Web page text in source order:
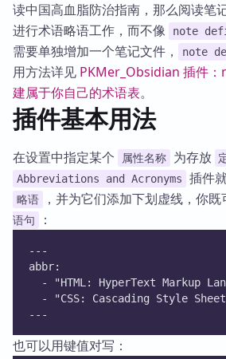
读中国高血脂防治指南，那么阅读笔
进行术语略语工作，而不像
note
需要单独增加一个笔记文件，
note
用方法详见 PKMer_Obsidian 插件
建属于你自己的术语表。
插件基本用法
在设置中指定某个 属性名称 为存放
Abbreviations and Acronyms 插件
略语 ，并为它们添加下划虚线，你
语句
：
---
abbr:
- "HTML: HyperText Markup
- "CSS: Cascading Style
---
也可以用键值对写：